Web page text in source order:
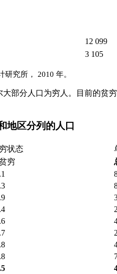
12 099
3 105
究所， 2010 年。
部分人口为穷人。目前的贫
地区分列的人口
状态
穷